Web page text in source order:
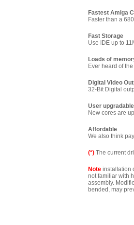
Fastest Amiga
Faster than a
Fast Storage
Use IDE up to
Loads of
Ever heard of
Digital Video
32-Bit Digital
User upgradable
New cores are
Affordable
We also think
(*) The current
Note installation
not familiar with
assembly.
bended, may